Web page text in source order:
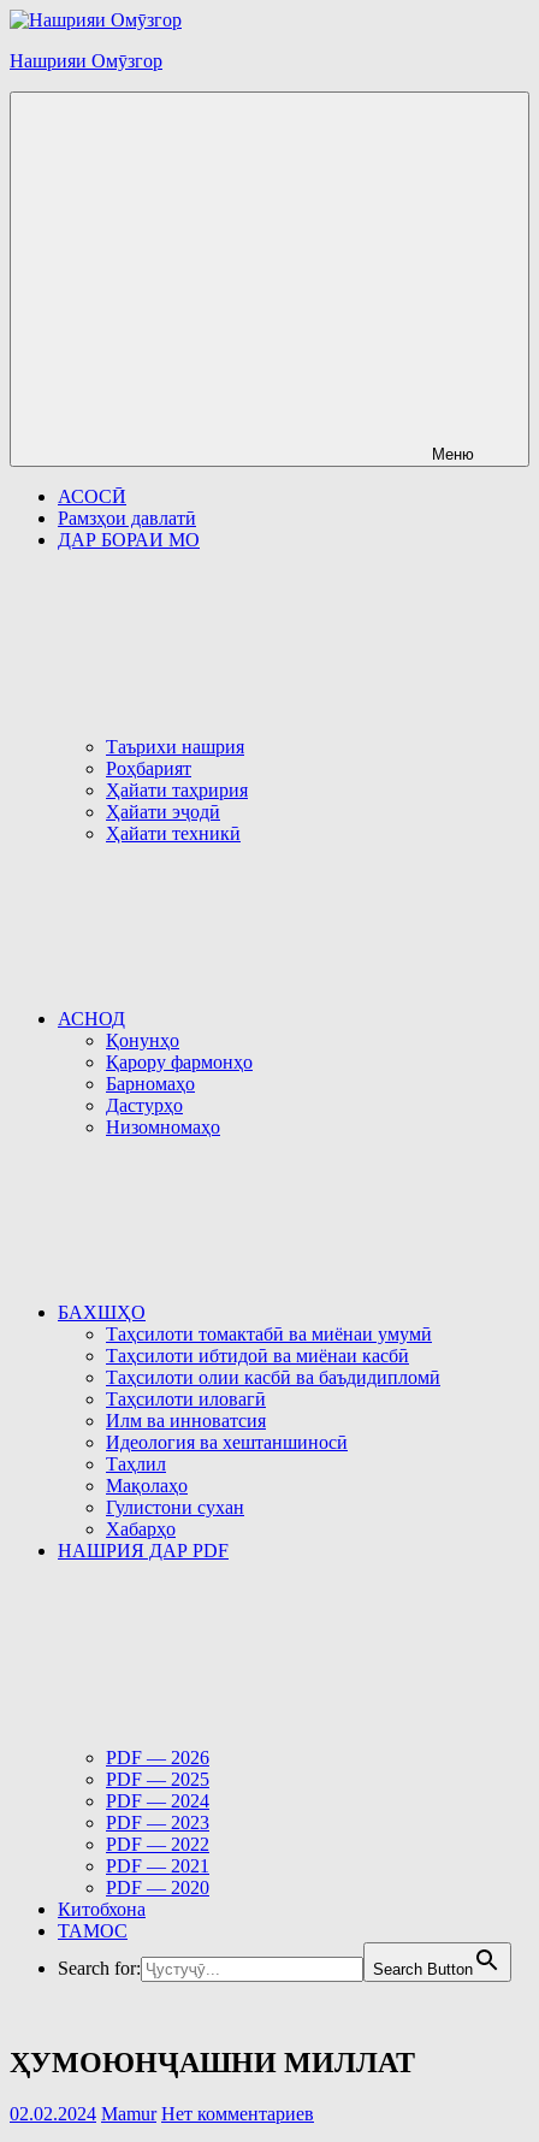
Перейти
содержимому
Нашрияи Омӯзгор
Меню
АСОСӢ
Рамзҳои давлатӣ
ДАР БОРАИ МО
Таърихи нашрия
Роҳбарият
Ҳайати таҳририя
Ҳайати эҷодӣ
Ҳайати техникӣ
АСНОД
Қонунҳо
Қарору фармонҳо
Барномаҳо
Дастурҳо
Низомномаҳо
БАХШҲО
Таҳсилоти томактабӣ ва миёнаи умумӣ
Таҳсилоти ибтидоӣ ва миёнаи касбӣ
Таҳсилоти олии касбӣ ва баъдидипломӣ
Таҳсилоти иловагӣ
Илм ва инноватсия
Идеология ва хештаншиносӣ
Таҳлил
Мақолаҳо
Гулистони сухан
Хабарҳо
НАШРИЯ ДАР PDF
PDF — 2026
PDF — 2025
PDF — 2024
PDF — 2023
PDF — 2022
PDF — 2021
PDF — 2020
Китобхона
ТАМОС
Search for:
Search Button
ҲУМОЮНҶАШНИ МИЛЛАТ
02.02.2024 Mamur Нет комментариев